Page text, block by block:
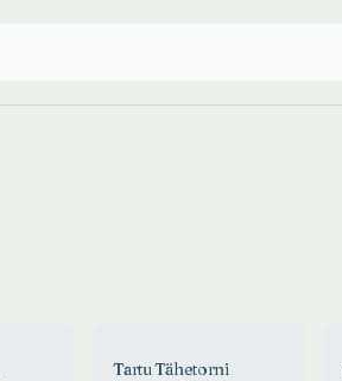
Tartu Tähetorni